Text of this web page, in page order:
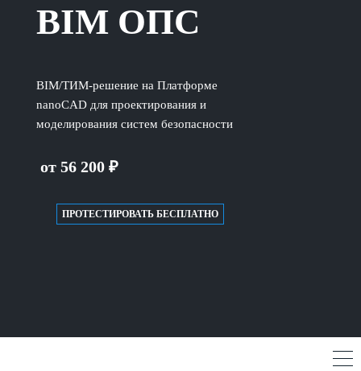
BIM ОПС
BIM/ТИМ-решение на Платформе
nanoCAD для проектирования и
моделирования систем безопасности
от 56 200 ₽
ПРОТЕСТИРОВАТЬ БЕСПЛАТНО